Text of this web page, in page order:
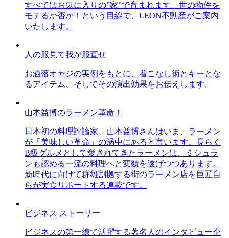
すべてはお気に入りの”家”で育まれます。世の物件を
モテるか否か！という目線で、LEON不動産がご案内
いたします。
人の服見て我が服直せ
お洒落オヤジの実例をもとに、着こなし術とキーとな
るアイテム、そしてその演出効果をお伝えします。
山本益博のラーメン革命！
日本初の料理評論家、山本益博さんはいま、ラーメン
が「美味しい革命」の渦中にあると言います。長らく
B級グルメとして愛されてきたラーメンは、ミシュラ
ンも認める一流の料理へと変貌を遂げつつあります。
新時代に向けて群雄割拠する街のラーメン店を巨匠自
らが実食リポートする連載です。
ビジネス ストーリー
ビジネスの第一線で活躍する著名人のインタビュー企